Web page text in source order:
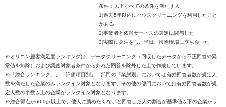
条件：以下すべての条件を満たす人
1)過去5年以内にハウスクリーニングを利用したこと
がある
2)事業者と依頼サービスの選定に関与した
3)実際に発注をし、当日、掃除現場に立ち会った
※オリコン顧客満足度ランキングは、データクリーニング（回収したデータから不正回答や異
常値を排除）および調査対象者条件から外れた回答を除外した上で作成しています。
※「総合ランキング」、「評価項目別」、部門の「業態別」においては有効回答者数が規定人
数を満たした企業のみランクイン対象となります。その他の部門においては有効回答者数が規
定人数の半数以上の企業がランクイン対象となります。
※総合得点が60.0点以上で、他人に薦めたくないと回答した人の割合が基準値以下の企業がラ